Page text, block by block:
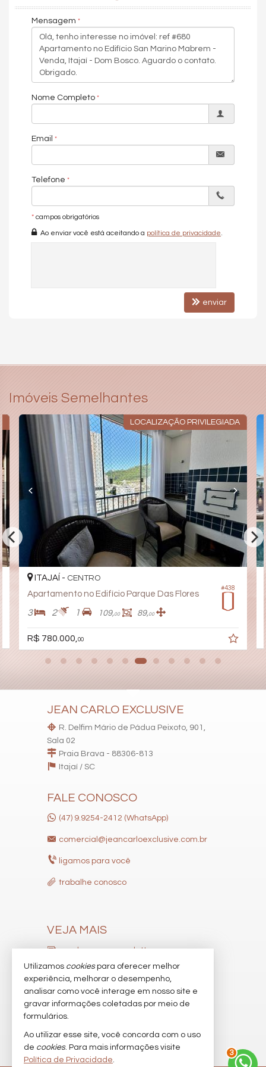
Características do Imóvel
Área de Serviço
Sacada com Churrasqueira
Cozinha Americana
Banheiro Social
Churrasqueira
Piso Porcelanato
Andar Alto
Móveis Planejados
Características do Empreendimento
Espaço Gourmet
Mensagem
Nome Completo
Email
Telefone
* campos obrigatórios
Ao enviar você está aceitando a política de privacidade
enviar
Imóveis Semelhantes
LOCALIZAÇÃO PRIVILEGIADA
#438
ITAJAÍ - CENTRO
Apartamento no Edifício Parque Das Flores
3 2 1 109,00 89,00
R$ 780.000, 00
JEAN CARLO EXCLUSIVE
R. Delfim Mário de Pádua Peixoto, 901,
Sala 02
Praia Brava - 88306-813
Itajaí / SC
FALE CONOSCO
(47) 9.9254-2412 (WhatsApp)
comercial@jeancarloexclusive.com.br
ligamos para você
trabalhe conosco
VEJA MAIS
receba nosso newsletter
indicadores financeiros
cadastre seu imóvel
imóveis favoritos
mapa de imóveis
3
Utilizamos cookiespara oferecer melhor
experiência, melhorar o desempenho,
analisar como você interage em nosso site e
gravar informações coletadas por meio de
formulários.
Ao utilizar esse site, você concorda com o uso
de cookies. Para mais informações visite
Política de Privacidade.